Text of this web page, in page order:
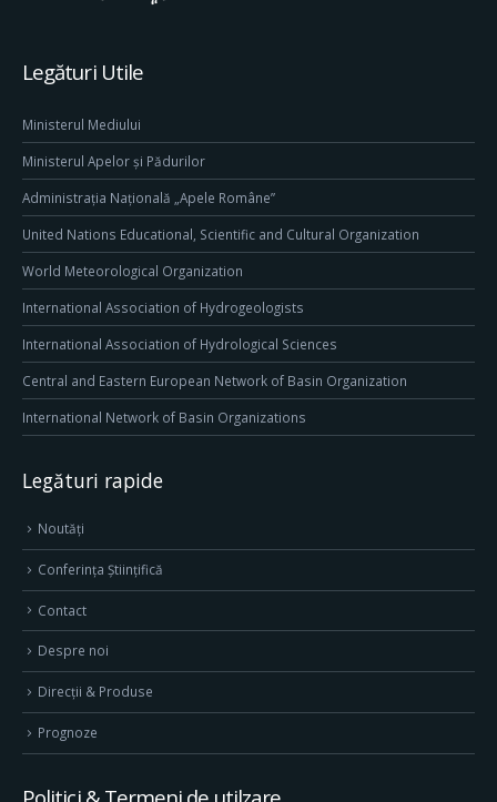
Legături Utile
Ministerul Mediului
Ministerul Apelor și Pădurilor
Administrația Națională „Apele Române”
United Nations Educational, Scientific and Cultural Organization
World Meteorological Organization
International Association of Hydrogeologists
International Association of Hydrological Sciences
Central and Eastern European Network of Basin Organization
International Network of Basin Organizations
Legături rapide
Noutăți
Conferința Științifică
Contact
Despre noi
Direcţii & Produse
Prognoze